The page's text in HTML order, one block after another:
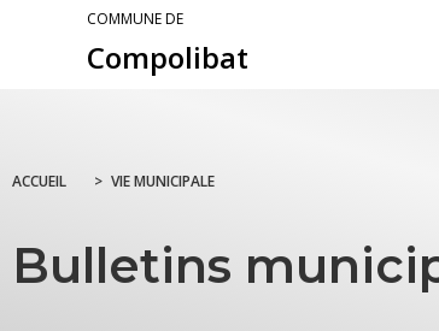
COMMUNE DE
Compolibat
ACCUEIL > VIE MUNICIPALE
Bulletins